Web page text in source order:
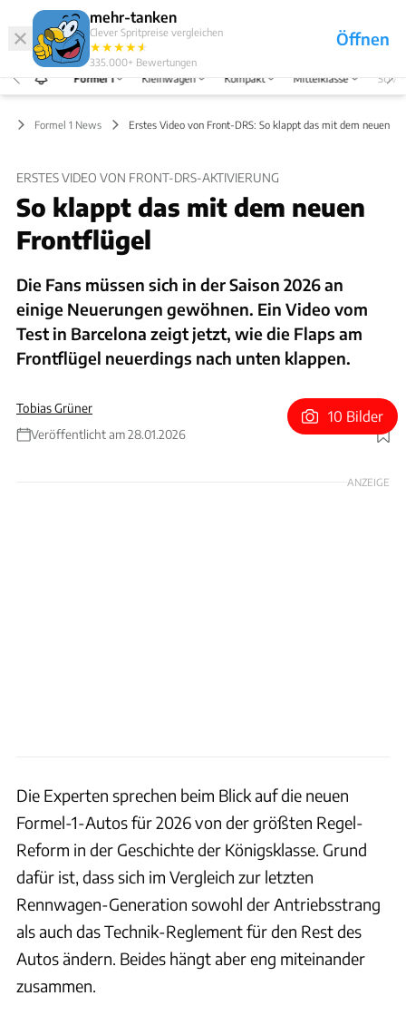
mehr-tanken
Clever Spritpreise vergleichen
★★★★★
★
335.000+ Bewertungen
Öffnen
Abo
Menü
Formel 1 Kleinwagen Kompakt Mittelklasse SUV
Formel 1 News Erstes Video von Front-DRS: So klappt das mit dem neuen
ERSTES VIDEO VON FRONT-DRS-AKTIVIERUNG
So klappt das mit dem neuen
Frontflügel
Die Fans müssen sich in der Saison 2026 an
einige Neuerungen gewöhnen. Ein Video vom
Test in Barcelona zeigt jetzt, wie die Flaps am
Frontflügel neuerdings nach unten klappen.
Tobias Grüner
Veröffentlicht am 28.01.2026
Foto: Ferrari
10 Bilder
ANZEIGE
Die Experten sprechen beim Blick auf die neuen
Formel-1-Autos für 2026 von der größten Regel-
Reform in der Geschichte der Königsklasse. Grund
dafür ist, dass sich im Vergleich zur letzten
Rennwagen-Generation sowohl der Antriebsstrang
als auch das Technik-Reglement für den Rest des
Autos ändern. Beides hängt aber eng miteinander
zusammen.